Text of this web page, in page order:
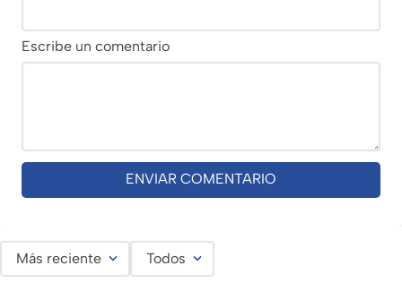
Escribe un comentario
ENVIAR COMENTARIO
Más reciente Todos